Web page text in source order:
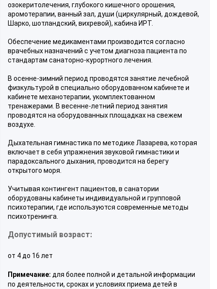
озокеритолечения, глубокого кишечного орошения,
аромотерапии, ванный зал, души (циркулярный, дождевой,
Шарко, шотландский, вихревой), кабина ИРТ.
Обеспечение медикаментами производится согласно
врачебных назначений с учетом диагноза пациента по
стандартам санаторно-курортного лечения.
В осенне-зимний период проводятся занятие лечебной
физкультурой в специально оборудованном кабинете и
кабинете механотерапии, укомплектованном
тренажерами. В весенне-летний период занятия
проводятся на оборудованных площадках на свежем
воздухе.
Дыхательная гимнастика по методике Лазарева, которая
включает в себя упражнения звуковой гимнастики и
парадоксального дыхания, проводится на берегу
открытого моря.
Учитывая контингент пациентов, в санатории
оборудованы кабинеты индивидуальной и групповой
психотерапии, где используются современные методы
психотренинга.
Допустимый возраст:
от 4 до 16 лет
Примечание: для более полной и детальной информации
по деятельности, сроках и условиях приема детей в